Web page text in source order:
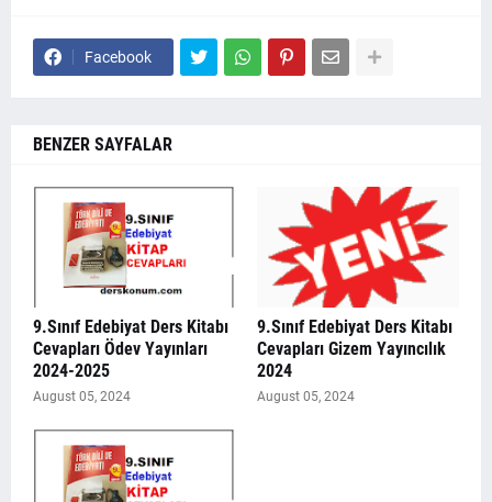
Facebook
BENZER SAYFALAR
9.Sınıf Edebiyat Ders Kitabı
Cevapları Ödev Yayınları
2024-2025
August 05, 2024
9.Sınıf Edebiyat Ders Kitabı
Cevapları Gizem Yayıncılık
2024
August 05, 2024